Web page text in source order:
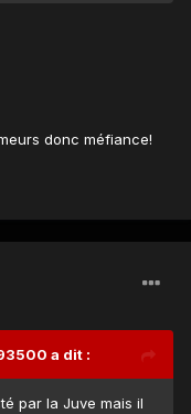
donc méfiance!
a dit :
par la Juve mais il